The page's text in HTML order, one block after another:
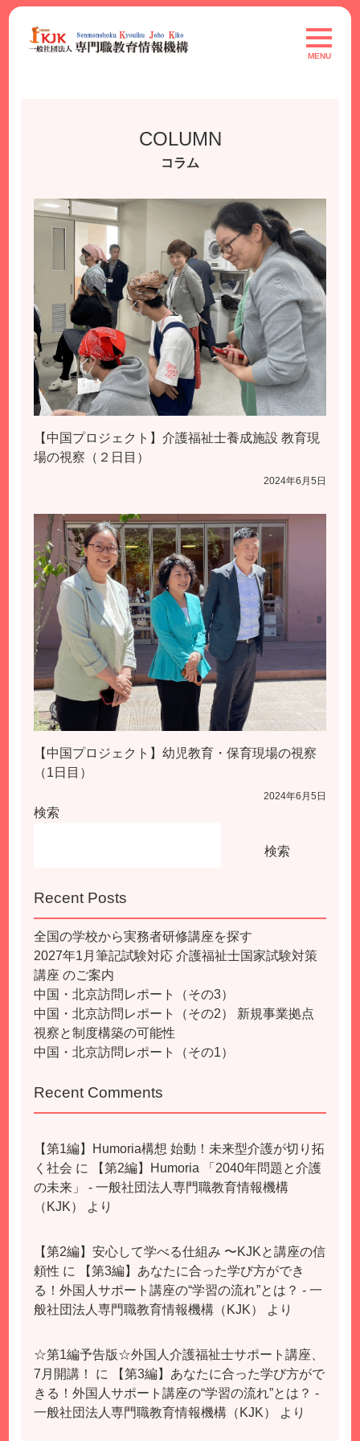
Skip
content
toggle
MENU
COLUMN
コラム
【中国プロジェクト】介護福祉士養成施設 教育現
場の視察（２日目）
2024年6月5日
【中国プロジェクト】幼児教育・保育現場の視察
（1日目）
2024年6月5日
検索
検索
Recent Posts
全国の学校から実務者研修講座を探す
2027年1月筆記試験対応 介護福祉士国家試験対策
講座 のご案内
中国・北京訪問レポート（その3）
中国・北京訪問レポート（その2） 新規事業拠点
視察と制度構築の可能性
中国・北京訪問レポート（その1）
Recent Comments
【第1編】Humoria構想 始動！未来型介護が切り拓
く社会 に
【第2編】Humoria 「2040年問題と介護
の未来」 - 一般社団法人専門職教育情報機構
（KJK）
より
【第2編】安心して学べる仕組み 〜KJKと講座の信
頼性 に
【第3編】あなたに合った学び方ができ
る！外国人サポート講座の“学習の流れ”とは？ - 一
般社団法人専門職教育情報機構（KJK）
より
☆第1編予告版☆外国人介護福祉士サポート講座、
7月開講！
に
【第3編】あなたに合った学び方がで
きる！外国人サポート講座の“学習の流れ”とは？ -
一般社団法人専門職教育情報機構（KJK）
より